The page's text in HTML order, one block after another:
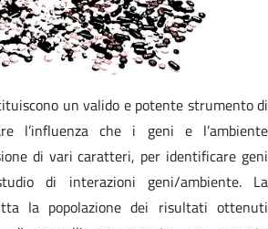
un valido e potente strumento di
l’influenza che i geni e l’ambiente
di vari caratteri, per identificare geni
di interazioni geni/ambiente. La
la popolazione dei risultati ottenuti